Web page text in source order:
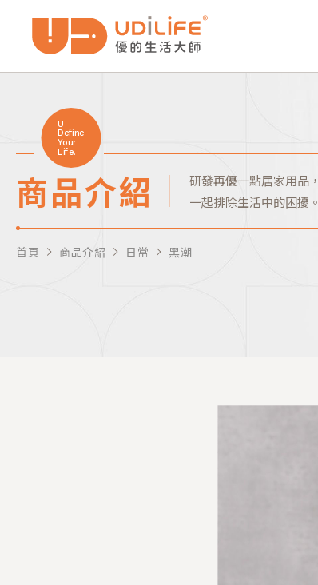
U
Define
Your
Life.
商品介紹
研發再優一點居家用品，
一起排除生活中的困擾。
首頁 商品介紹 日常 黑潮